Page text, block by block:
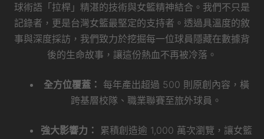
球術語「拉桿」精湛的技術與女籃精神結合。我們不只是
記錄者，更是台灣女籃最堅定的支持者。透過具溫度的敘
事與深度採訪，我們致力於挖掘每一位球員隱藏在數據背
後的生命故事，讓這份熱血不再被冷落。
全方位覆蓋： 每年產出超過 500 則原創內容，橫
跨基層校隊、職業聯賽至旅外球員。
強大影響力：
累積創造逾 1,000 萬次瀏覽，讓女籃